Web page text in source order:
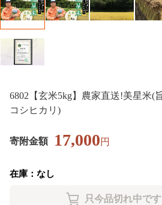
6802【玄米5kg】農家直送!美星米(
コシヒカリ)
寄附金額 17,000円
在庫：なし